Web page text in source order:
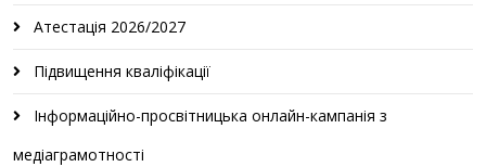
Атестація 2026/2027
Підвищення кваліфікації
Інформаційно-просвітницька онлайн-кампанія з
медіаграмотності